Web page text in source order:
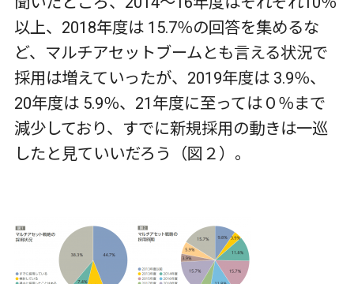
以上、2018年度は 15.7％の回答を集めるな
ど、マルチアセットブームとも言える状況で
採用は増えていったが、2019年度は 3.9％、
20年度は 5.9％、21年度に至っては０％まで
減少しており、すでに新規採用の動きは一巡
したと見ていいだろう（図２）。